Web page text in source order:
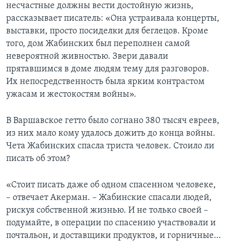
несчастные должны вести достойную жизнь,
рассказывает писатель: «Она устраивала концерты,
выставки, просто посиделки для беглецов. Кроме
того, дом Жабинских был переполнен самой
невероятной живностью. Звери давали
прятавшимся в доме людям тему для разговоров.
Их непосредственность была ярким контрастом
ужасам и жестокостям войны».
В Варшавское гетто было согнано 380 тысяч евреев,
из них мало кому удалось дожить до конца войны.
Чета Жабинских спасла триста человек. Стоило ли
писать об этом?
«Стоит писать даже об одном спасенном человеке,
– отвечает Акерман. – Жабинские спасали людей,
рискуя собственной жизнью. И не только своей –
подумайте, в операции по спасению участвовали и
почтальон, и доставщики продуктов, и горничные…